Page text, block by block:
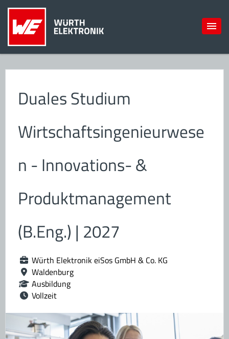
Duales Studium
Wirtschaftsingenieurwese
n - Innovations- &
Produktmanagement
(B.Eng.) | 2027
Würth Elektronik eiSos GmbH & Co. KG
Waldenburg
Ausbildung
Vollzeit